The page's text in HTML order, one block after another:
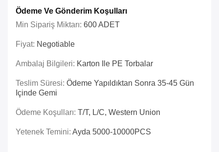
Ödeme Ve Gönderim Koşulları
Min Sipariş Miktarı: 600 ADET
Fiyat: Negotiable
Ambalaj Bilgileri: Karton Ile PE Torbalar
Teslim Süresi: Ödeme Yapıldıktan Sonra 35-45 Gün
Içinde Gemi
Ödeme Koşulları: T/T, L/C, Western Union
Yetenek Temini: Ayda 5000-10000PCS